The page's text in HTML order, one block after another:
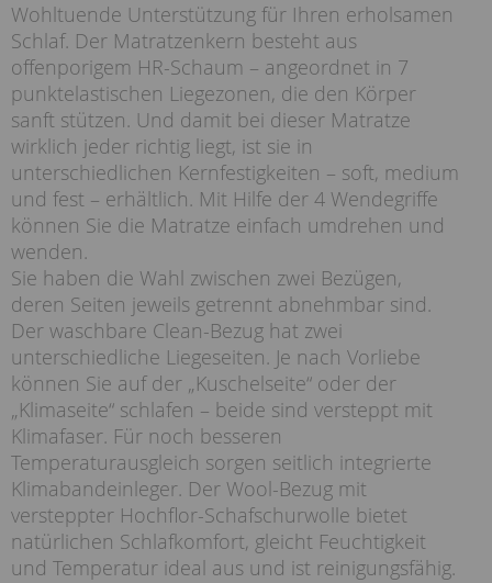
Wohltuende Unterstützung für Ihren erholsamen
Schlaf. Der Matratzenkern besteht aus
offenporigem HR-Schaum – angeordnet in 7
punktelastischen Liegezonen, die den Körper
sanft stützen. Und damit bei dieser Matratze
wirklich jeder richtig liegt, ist sie in
unterschiedlichen Kernfestigkeiten – soft, medium
und fest – erhältlich. Mit Hilfe der 4 Wendegriffe
können Sie die Matratze einfach umdrehen und
wenden.
Sie haben die Wahl zwischen zwei Bezügen,
deren Seiten jeweils getrennt abnehmbar sind.
Der waschbare Clean-Bezug hat zwei
unterschiedliche Liegeseiten. Je nach Vorliebe
können Sie auf der „Kuschelseite“ oder der
„Klimaseite“ schlafen – beide sind versteppt mit
Klimafaser. Für noch besseren
Temperaturausgleich sorgen seitlich integrierte
Klimabandeinleger. Der Wool-Bezug mit
versteppter Hochflor-Schafschurwolle bietet
natürlichen Schlafkomfort, gleicht Feuchtigkeit
und Temperatur ideal aus und ist reinigungsfähig.